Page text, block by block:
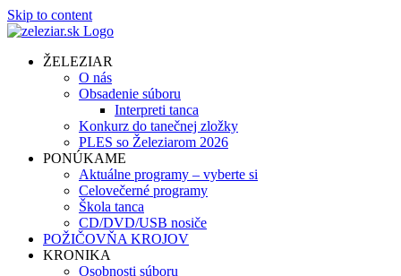
Skip to content
ŽELEZIAR
O nás
Obsadenie súboru
Interpreti tanca
Konkurz do tanečnej zložky
PLES so Železiarom 2026
PONÚKAME
Aktuálne programy – vyberte si
Celovečerné programy
Škola tanca
CD/DVD/USB nosiče
POŽIČOVŇA KROJOV
KRONIKA
Osobnosti súboru